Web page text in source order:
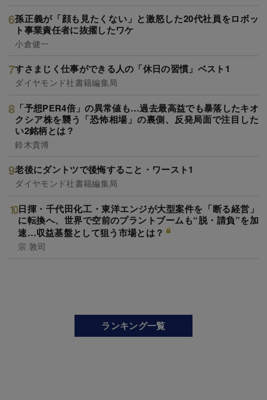
孫正義が「顔も見たくない」と激怒した20代社員をロボッ
ト事業責任者に抜擢したワケ
小倉健一
すさまじく仕事ができる人の「休日の習慣」ベスト1
ダイヤモンド社書籍編集局
「予想PER4倍」の異常値も…過去最高益でも暴落したキオ
クシア株を襲う「恐怖相場」の裏側、反発局面で注目した
い2銘柄とは？
鈴木貴博
老後にダントツで後悔すること・ワースト1
ダイヤモンド社書籍編集局
日揮・千代田化工・東洋エンジが大型案件を「断る経営」
に転換へ、世界で空前のプラントブームも“脱・請負”を加
速…収益基盤として狙う市場とは？
宗 敦司
ランキング一覧